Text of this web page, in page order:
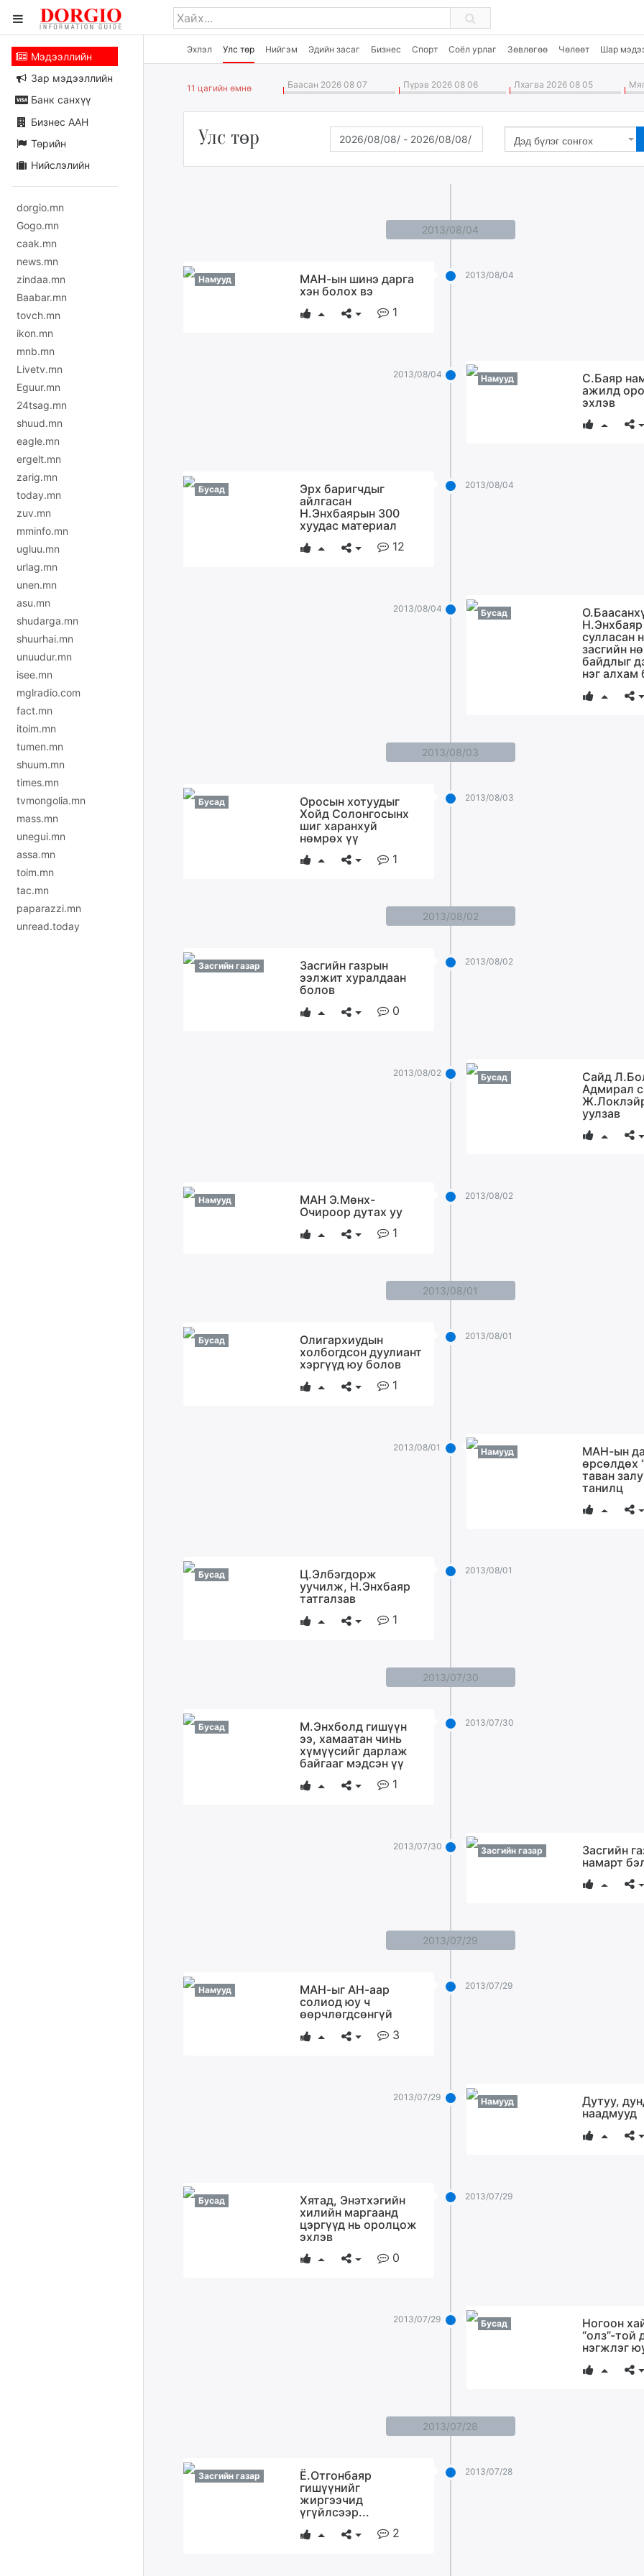
Эхлэл Улс төр Нийгэм Эдийн засаг Бизнес Спорт Соёл урлаг Зөвлөгөө Чөлөөт Шар
Мэдээллийн
Зар мэдээллийн
Банк санхүү
Бизнес ААН
Төрийн
Нийслэлийн
dorgio.mn
Gogo.mn
caak.mn
news.mn
zindaa.mn
Baabar.mn
tovch.mn
ikon.mn
mnb.mn
Livetv.mn
Eguur.mn
24tsag.mn
shuud.mn
eagle.mn
ergelt.mn
zarig.mn
today.mn
zuv.mn
mminfo.mn
ugluu.mn
urlag.mn
unen.mn
asu.mn
shudarga.mn
shuurhai.mn
unuudur.mn
isee.mn
mglradio.com
fact.mn
itoim.mn
tumen.mn
shuum.mn
times.mn
tvmongolia.mn
mass.mn
unegui.mn
assa.mn
toim.mn
tac.mn
paparazzi.mn
unread.today
11 цагийн өмнө Баасан 2026 08 07 Пүрэв 2026 08 06 Лхагва 2026 08 05
Улс төр Дэд бүлэг сонгох
2013/08/04
2013/08/04
Намууд
МАН-ын шинэ дарга
хэн болох вэ
1
2013/08/04 Намууд
С.Баяр
ажилд
эхлэв
2013/08/04
Бусад
Эрх баригчдыг
айлгасан
Н.Энхбаярын 300
хуудас материал
12
2013/08/04 Бусад
сулласан
засгийн
байдлыг
нэг алхам
2013/08/03
2013/08/03
Бусад
Оросын хотуудыг
Хойд Солонгосынх
шиг харанхуй
нөмрөх үү
1
2013/08/02
2013/08/02
Засгийн газар
Засгийн газрын
ээлжит хуралдаан
болов
0
2013/08/02 Бусад
Сайд
Адмирал
уулзав
2013/08/02
Намууд
МАН Э.Мөнх-
Очироор дутах уу
1
2013/08/01
2013/08/01
Бусад
Олигархиудын
холбогдсон дуулиант
хэргүүд юу болов
1
2013/08/01 Намууд
МАН-ын
өрсөлдөх
таван
танилц
2013/08/01
Бусад
Ц.Элбэгдорж
уучилж, Н.Энхбаяр
татгалзав
1
2013/07/30
2013/07/30
Бусад
М.Энхболд гишүүн
ээ, хамаатан чинь
хүмүүсийг дарлаж
байгааг мэдсэн үү
1
2013/07/30 Засгийн газар
Засгийн
намарт
2013/07/29
2013/07/29
Намууд
МАН-ыг АН-аар
солиод юу ч
өөрчлөгдсөнгүй
3
2013/07/29 Намууд
Дутуу,
наадмууд
2013/07/29
Бусад
Хятад, Энэтхэгийн
хилийн маргаанд
цэргүүд нь оролцож
эхлэв
0
2013/07/29 Бусад
Ногоон
“олз”-той
нэгжлэг
2013/07/28
2013/07/28
Засгийн газар
Ё.Отгонбаяр
гишүүнийг
жиргээчид
үгүйлсээр...
2